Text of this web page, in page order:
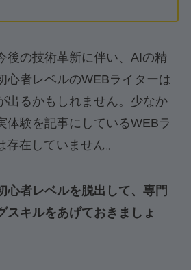
後の技術革新に伴い、AIの精
心者レベルのWEBライターは
出るかもしれません。少なか
体験を記事にしているWEBラ
在していません。
心者レベルを脱出して、専門
スキルをあげておきましょ